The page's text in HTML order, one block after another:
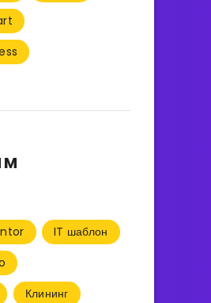
IT шаблон
Клининг